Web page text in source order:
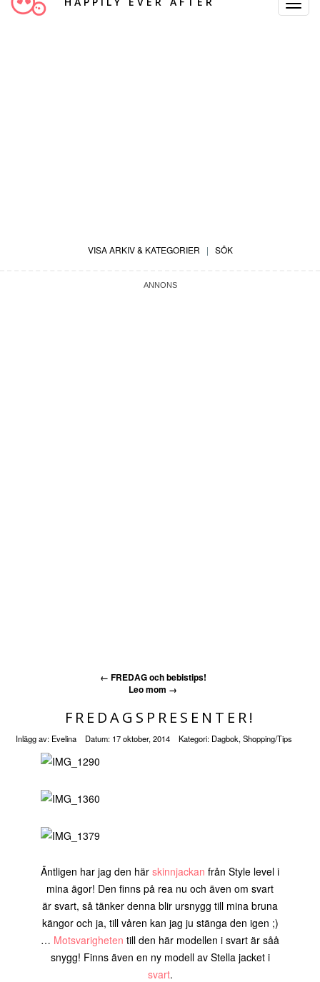
Toggle
VISA ARKIV & KATEGORIER | SÖK
← FREDAG och bebistips!
Leo mom →
FREDAGSPRESENTER!
Inlägg av: Evelina Datum: 17 oktober, 2014 Kategori: Dagbok, Shopping/Tips
Äntligen har jag den här skinnjackan från Style level i
mina ägor! Den finns på rea nu och även om svart
är svart, så tänker denna blir ursnygg till mina bruna
kängor och ja, till våren kan jag ju stänga den igen ;)
… Motsvarigheten till den här modellen i svart är såå
snygg! Finns även en ny modell av Stella jacket i
svart.